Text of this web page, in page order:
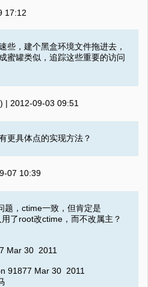
17:12
些，建个黑盒环境文件拖进去，
蜜罐类似，追踪这些重要的访问
| 2012-09-03 09:51
更具体点的实现方法？
07 10:39
题，ctime一致，但肯定是
了root改ctime，而不改属主？
30 2011
91877 Mar 30 2011